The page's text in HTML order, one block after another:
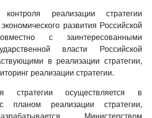
реализации стратегии
развития Российской
с заинтересованными
власти Российской
в реализации стратегии,
реализации стратегии.
стратегии осуществляется в
с планом реализации стратегии,
Министерством